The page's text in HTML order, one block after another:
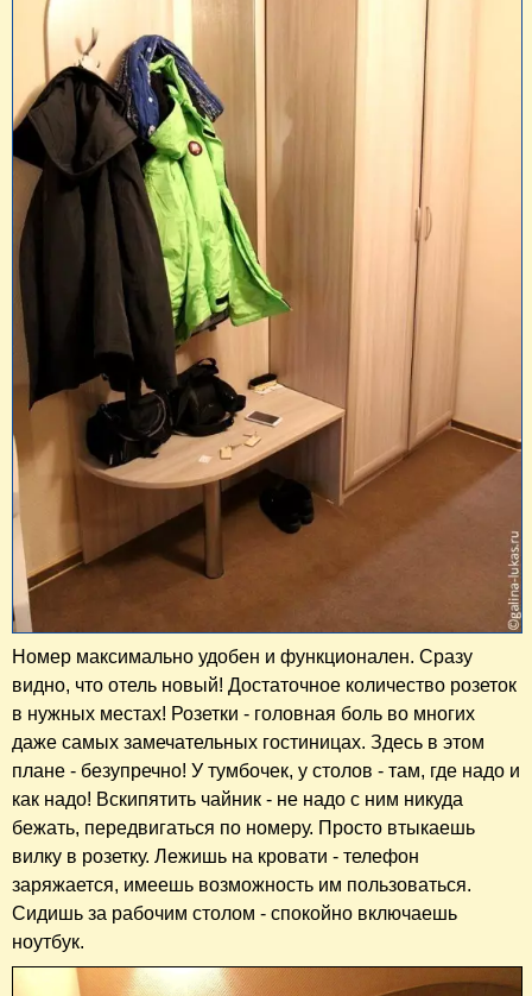
Номер максимально удобен и функционален. Сразу
видно, что отель новый! Достаточное количество розеток
в нужных местах! Розетки - головная боль во многих
даже самых замечательных гостиницах. Здесь в этом
плане - безупречно! У тумбочек, у столов - там, где надо и
как надо! Вскипятить чайник - не надо с ним никуда
бежать, передвигаться по номеру. Просто втыкаешь
вилку в розетку. Лежишь на кровати - телефон
заряжается, имеешь возможность им пользоваться.
Сидишь за рабочим столом - спокойно включаешь
ноутбук.